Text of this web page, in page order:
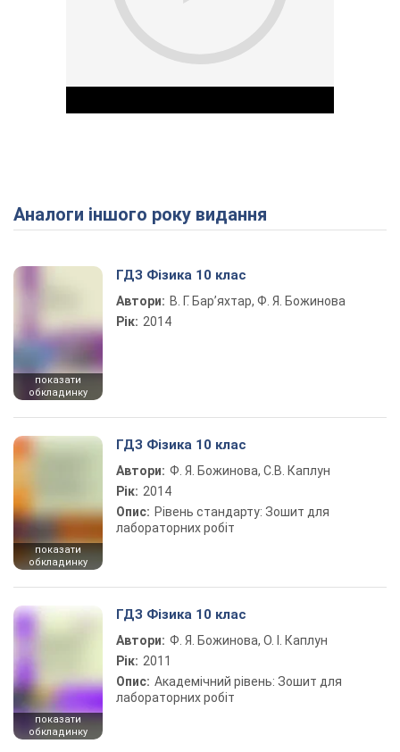
Play Video
Аналоги іншого року видання
показати
обкладинку
ГДЗ Фізика 10 клас
Автори: В. Г. Бар’яхтар, Ф. Я. Божинова
Рік: 2014
показати
обкладинку
ГДЗ Фізика 10 клас
Автори: Ф. Я. Божинова, С.В. Каплун
Рік: 2014
Опис: Рівень стандарту: Зошит для
лабораторних робіт
показати
обкладинку
ГДЗ Фізика 10 клас
Автори: Ф. Я. Божинова, О. І. Каплун
Рік: 2011
Опис: Академічний рівень: Зошит для
лабораторних робіт